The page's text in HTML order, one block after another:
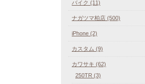
バイク (11)
ナガツマ柏店 (500)
iPhone (2)
カスタム (9)
カワサキ (62)
250TR (3)